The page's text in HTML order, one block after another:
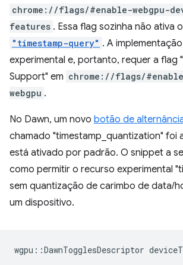
chrome://flags/#enable-webgpu-
features . Essa flag sozinha não ativa
"timestamp-query" . A
experimental e, portanto, requer a flag
Support" em chrome://flags/
webgpu .
No Dawn, um novo botão de
chamado "timestamp_quantization" foi
está ativado por padrão. O snippet a
como permitir o recurso experimental
sem quantização de carimbo de data/
um dispositivo.
wgpu ::DawnTogglesDescriptor